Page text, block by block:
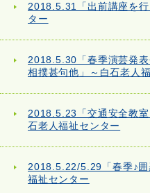
2018.5.31「出前講座を
ター
2018.5.30「春季演芸発
相撲甚句他」～白石老人
2018.5.23「交通安全教
石老人福祉センター
2018.5.22/5.29「春季♪囲
福祉センター